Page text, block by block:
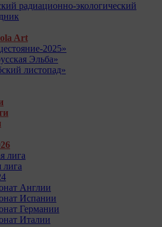
радиационно-экологический
Art
2025»
Эльба»
листопад»
лига
лига
Англии
Испании
Германии
Италии